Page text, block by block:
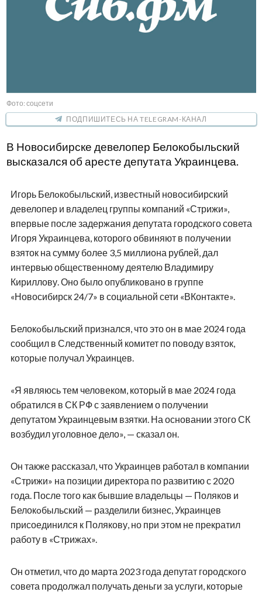
Фото: соцсети
ПОДПИШИТЕСЬ НА TELEGRAM-КАНАЛ
В Новосибирске девелопер Белoкобыльский
высказался об аресте депутата Украинцева.
Игорь Белoкобыльский, известный новосибирский
девелопер и владелец группы компаний «Стрижи»,
впервые после задержания депутата городского совета
Игоря Украинцева, которого обвиняют в получении
взяток на сумму более 3,5 миллиона рублей, дал
интервью общественному деятелю Владимиру
Кириллову. Оно было опубликовано в группе
«Новосибирск 24/7» в социальной сети «ВКонтакте».
Белокoбыльский признался, что это он в мае 2024 года
сообщил в Следственный комитет по поводу взяток,
которые получал Украинцев.
«Я являюсь тем человеком, который в мае 2024 года
обратился в СК РФ с заявлением о получении
депутатом Украинцевым взятки. На основании этого СК
возбудил уголовное дело», — сказал он.
Он также рассказал, что Украинцев работал в компании
«Стрижи» на позиции директора по развитию с 2020
года. После того как бывшие владельцы — Поляков и
Белокoбыльский — разделили бизнес, Украинцев
присоединился к Полякову, но при этом не прекратил
работу в «Стрижах».
Он отметил, что до марта 2023 года депутат городского
совета продолжал получать деньги за услуги, которые